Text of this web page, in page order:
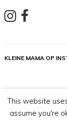
KLEINE MAMA OP
© Kleine Mama
mag niet
This website
assume you're